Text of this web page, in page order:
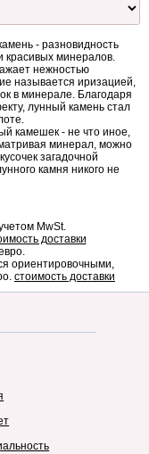
- разновидность
красивых минералов.
нежностью
называется иризацией,
в минерале. Благодаря
лунный камень стал
камешек - не что иное,
минерал, можно
загадочной
камня никого не
MwSt.
доставки
ориентировочными,
стоимость доставки